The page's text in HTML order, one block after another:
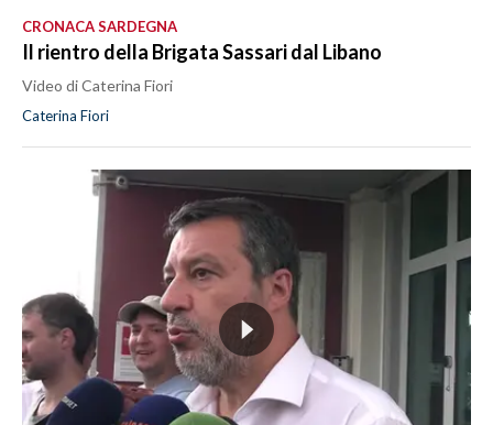
CRONACA SARDEGNA
Il rientro della Brigata Sassari dal Libano
Video di Caterina Fiori
Caterina Fiori